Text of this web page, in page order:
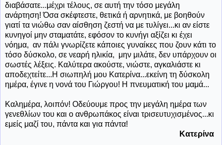
διαβάσατε...μέχρι τέλους, σε αυτή την τόσο μεγάλη
ανάρτηση! Όσα σκέφτεστε, θετικά ή αρνητικά, με βοηθούν
γιατί τα νιώθω σαν αίσθηση ζεστή να με τυλίγει...κι αν είστε
κυνηγοί μην σταματάτε, εφόσον το κυνήγι αξίζει κι έχει
νόημα, αν πάλι γνωρίζετε κάποιες γυναίκες που ζουν κάτι το
τόσο δύσκολο, σε νεαρή ηλικία, μην μιλάτε, δεν υπάρχουν οι
σωστές λέξεις. Καλύτερα ακούστε, νιώστε, αγκαλιάστε κι
αποδεχτείτε...Η σιωπηλή μου Κατερίνα...εκείνη τη δύσκολη
ημέρα, έγινε η νονά του Γιώργου! Η πνευματική του μαμά...
Καλημέρα, λοιπόν! Οδεύουμε προς την μεγάλη ημέρα των
γενεθλίων του και ο ανθρωπάκος είναι τρισευτυχισμένος...κι
εμείς μαζί του, πάντα και για πάντα!
Κατερίνα